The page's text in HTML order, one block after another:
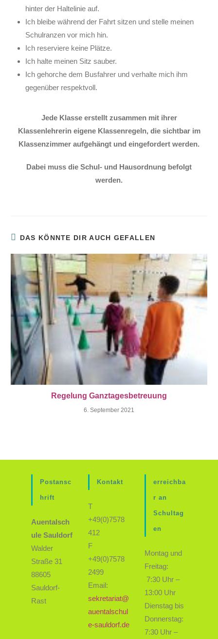
hinter der Haltelinie auf.
Ich bleibe während der Fahrt sitzen und stelle meinen
Schulranzen vor mich hin.
Ich reserviere keine Plätze.
Ich halte meinen Sitz sauber.
Ich gehorche dem Busfahrer und verhalte mich ihm
gegenüber respektvoll.
Jede Klasse erstellt zusammen mit ihrer
Klassenlehrerin eigene Klassenregeln, die sichtbar im
Klassenzimmer aufgehängt und eingefordert werden.
Dabei muss die Schul- und Hausordnung befolgt
werden.
DAS KÖNNTE DIR AUCH GEFALLEN
Regelung Ganztagesbetreuung
6. September 2021
Postansc
hrift
Auentalsch
ule Sauldorf
Walder
Straße 31
88605
Sauldorf-
Rast
Kontakt
T
+49(0)7578
412
F
+49(0)7578
2499
Email:
sekretariat@
auentalschul
e-sauldorf.de
erreichba
r an
Schultag
en
Montag und
Freitag:
7:30 Uhr –
13:00 Uhr
Dienstag bis
Donnerstag:
7:30 Uhr –